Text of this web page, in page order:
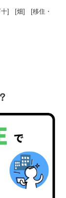
十] [畑] [移住・